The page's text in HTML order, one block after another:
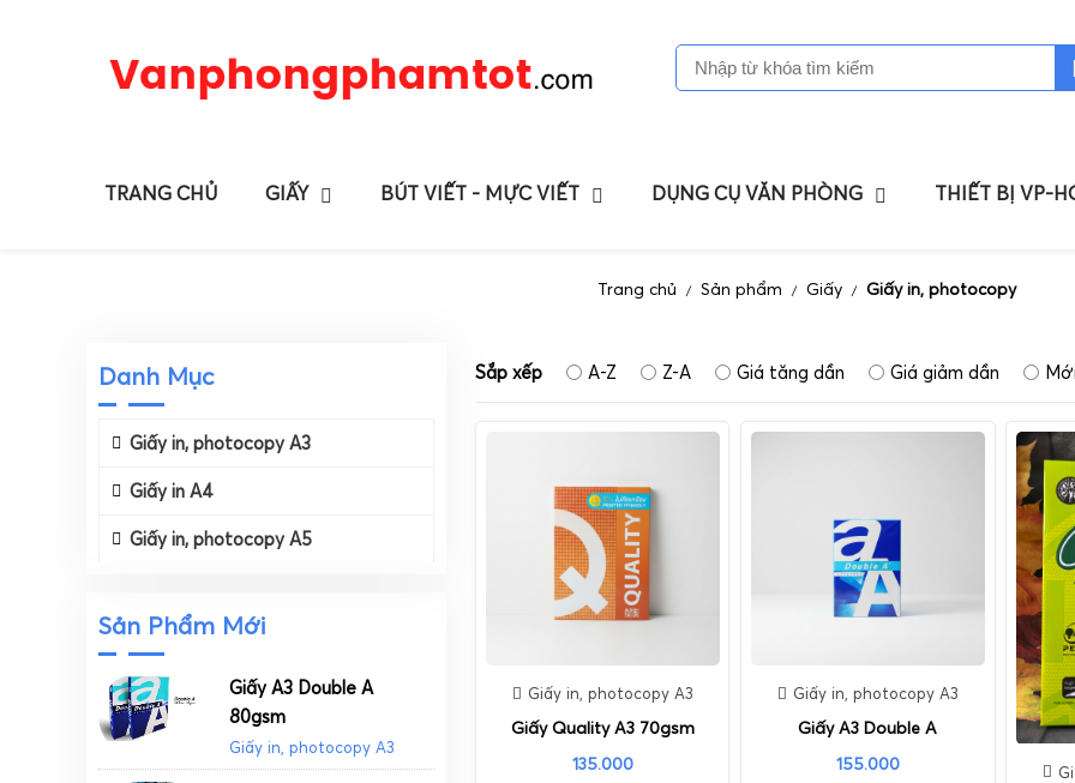
TRANG CHỦ GIẤY BÚT VIẾT - MỰC VIẾT DỤNG CỤ VĂN PHÒNG THIẾT BỊ VP-
Trang chủ / Sản phẩm / Giấy / Giấy in, photocopy
Danh Mục
Giấy in, photocopy A3
Giấy in A4
Giấy in, photocopy A5
Sản Phẩm Mới
Giấy A3 Double A
80gsm
Giấy in, photocopy A3
Sắp xếp A-Z Z-A Giá tăng dần Giá giảm dần
Giấy in, photocopy A3
Giấy Quality A3 70gsm
135.000
Giấy in, photocopy A3
Giấy A3 Double A
155.000